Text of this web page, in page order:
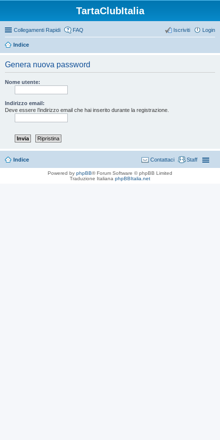
TartaClubItalia
Collegamenti Rapidi FAQ Login
Iscriviti
Indice
Genera nuova password
Nome utente:
Indirizzo email:
Deve essere l’indirizzo email che hai inserito durante la registrazione.
Indice Staff
Contattaci
Powered by phpBB® Forum Software © phpBB Limited
Traduzione Italiana phpBBItalia.net